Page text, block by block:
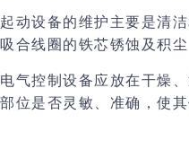
起动设备的维护主要是清洁
吸合线圈的铁芯锈蚀及积
电气控制设备应放在干燥
部位是否灵敏、准确，使